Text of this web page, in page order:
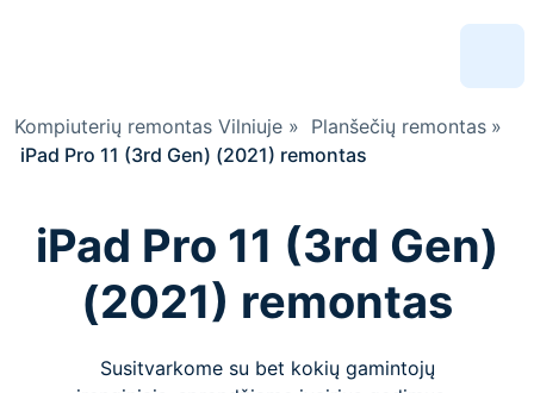
Kompiuterių remontas Vilniuje » Planšečių remontas »
iPad Pro 11 (3rd Gen) (2021) remontas
iPad Pro 11 (3rd Gen)
(2021) remontas
Susitvarkome su bet kokių gamintojų